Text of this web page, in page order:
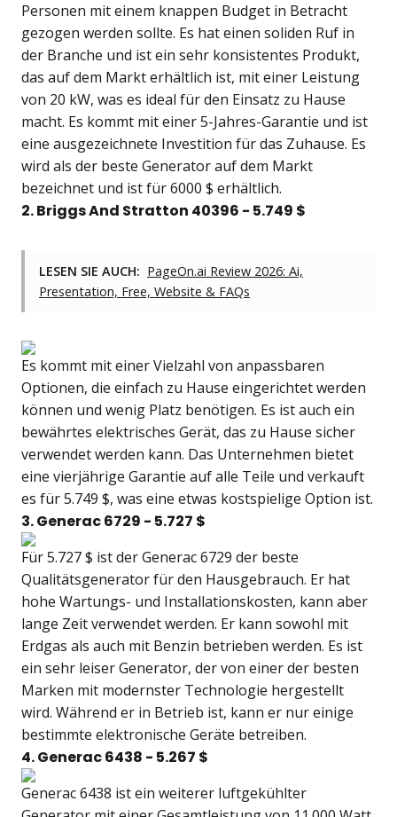
Personen mit einem knappen Budget in Betracht
gezogen werden sollte. Es hat einen soliden Ruf in
der Branche und ist ein sehr konsistentes Produkt,
das auf dem Markt erhältlich ist, mit einer Leistung
von 20 kW, was es ideal für den Einsatz zu Hause
macht. Es kommt mit einer 5-Jahres-Garantie und ist
eine ausgezeichnete Investition für das Zuhause. Es
wird als der beste Generator auf dem Markt
bezeichnet und ist für 6000 $ erhältlich.
2. Briggs And Stratton 40396 - 5.749 $
LESEN SIE AUCH: PageOn.ai Review 2026: Ai,
Presentation, Free, Website & FAQs
Es kommt mit einer Vielzahl von anpassbaren
Optionen, die einfach zu Hause eingerichtet werden
können und wenig Platz benötigen. Es ist auch ein
bewährtes elektrisches Gerät, das zu Hause sicher
verwendet werden kann. Das Unternehmen bietet
eine vierjährige Garantie auf alle Teile und verkauft
es für 5.749 $, was eine etwas kostspielige Option ist.
3. Generac 6729 - 5.727 $
Für 5.727 $ ist der Generac 6729 der beste
Qualitätsgenerator für den Hausgebrauch. Er hat
hohe Wartungs- und Installationskosten, kann aber
lange Zeit verwendet werden. Er kann sowohl mit
Erdgas als auch mit Benzin betrieben werden. Es ist
ein sehr leiser Generator, der von einer der besten
Marken mit modernster Technologie hergestellt
wird. Während er in Betrieb ist, kann er nur einige
bestimmte elektronische Geräte betreiben.
4. Generac 6438 - 5.267 $
Generac 6438 ist ein weiterer luftgekühlter